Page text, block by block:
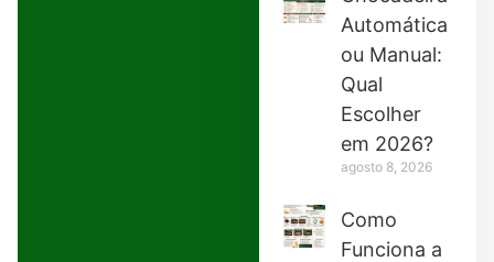
Automática
ou Manual:
Qual
Escolher
em 2026?
agosto 8, 2026
Como
Funciona a